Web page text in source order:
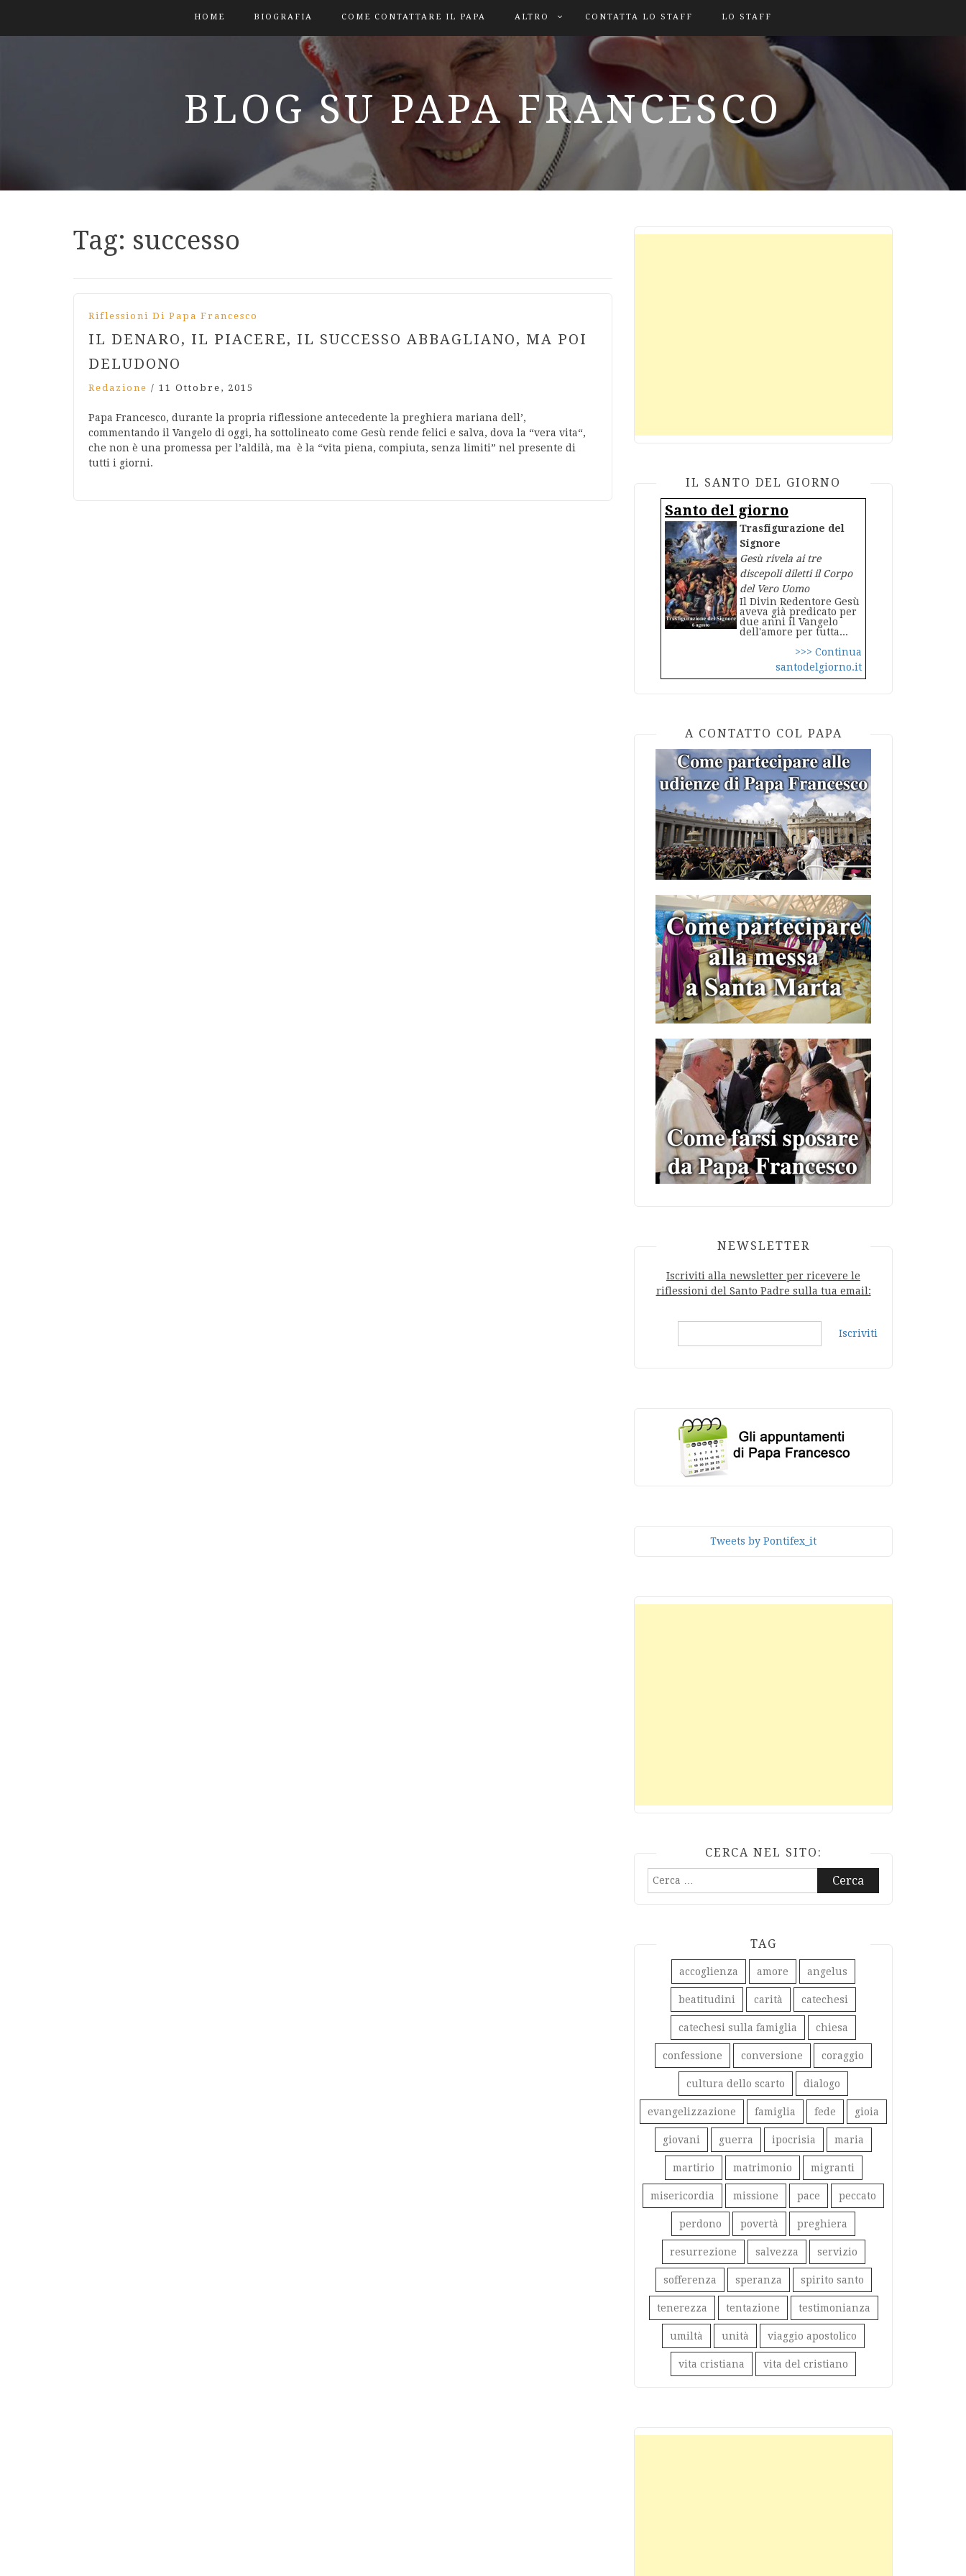
HOME BIOGRAFIA COME CONTATTARE IL PAPA ALTRO CONTATTA LO STAFF LO STAFF
BLOG SU PAPA FRANCESCO
Tag: successo
Riflessioni Di Papa Francesco
IL DENARO, IL PIACERE, IL SUCCESSO ABBAGLIANO, MA POI
DELUDONO
Redazione / 11 Ottobre, 2015
Papa Francesco, durante la propria riflessione antecedente la preghiera mariana dell’,
commentando il Vangelo di oggi, ha sottolineato come Gesù rende felici e salva, dova la “vera vita“,
che non è una promessa per l’aldilà, ma è la “vita piena, compiuta, senza limiti” nel presente di
tutti i giorni.
IL SANTO DEL GIORNO
Santo del giorno
Trasfigurazione del
Signore
Gesù rivela ai tre
discepoli diletti il Corpo
del Vero Uomo
Il Divin Redentore Gesù
aveva già predicato per
due anni il Vangelo
dell'amore per tutta...
>>> Continua
santodelgiorno.it
A CONTATTO COL PAPA
NEWSLETTER
Iscriviti alla newsletter per ricevere le
riflessioni del Santo Padre sulla tua email:
Iscriviti
Tweets by Pontifex_it
CERCA NEL SITO:
Ricerca
TAG
accoglienza amore angelus
beatitudini carità catechesi
catechesi sulla famiglia chiesa
confessione conversione coraggio
cultura dello scarto dialogo
evangelizzazione famiglia fede gioia
giovani guerra ipocrisia maria
martirio matrimonio migranti
misericordia missione pace peccato
perdono povertà preghiera
resurrezione salvezza servizio
sofferenza speranza spirito santo
tenerezza tentazione testimonianza
umiltà unità viaggio apostolico
vita cristiana vita del cristiano